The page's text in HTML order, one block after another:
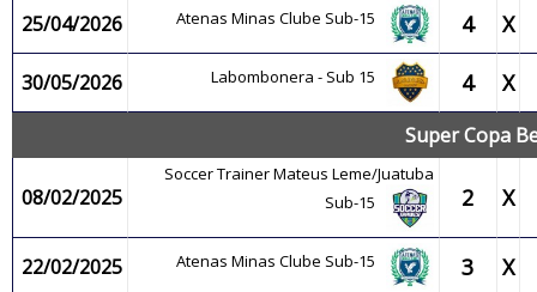
25/04/2026 Atenas Minas Clube Sub-15 4 X
30/05/2026 Labombonera - Sub 15 4 X
Super Copa
08/02/2025
Soccer Trainer Mateus Leme/Juatuba
Sub-15
2 X
22/02/2025 Atenas Minas Clube Sub-15 3 X